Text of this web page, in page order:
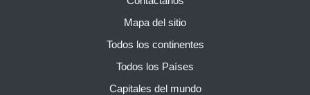
Mapa del sitio
Todos los continentes
Todos los Países
Capitales del mundo